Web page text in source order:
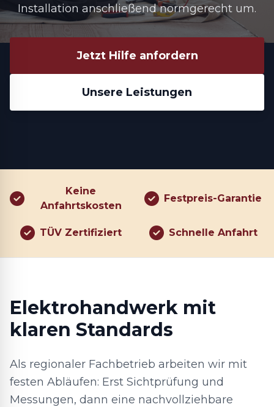
Installation anschließend normgerecht um.
Jetzt Hilfe anfordern
Unsere Leistungen
Keine
Anfahrtskosten
Festpreis-Garantie
TÜV Zertifiziert Schnelle Anfahrt
Elektrohandwerk mit
klaren Standards
Als regionaler Fachbetrieb arbeiten wir mit
festen Abläufen: Erst Sichtprüfung und
Messungen, dann eine nachvollziehbare